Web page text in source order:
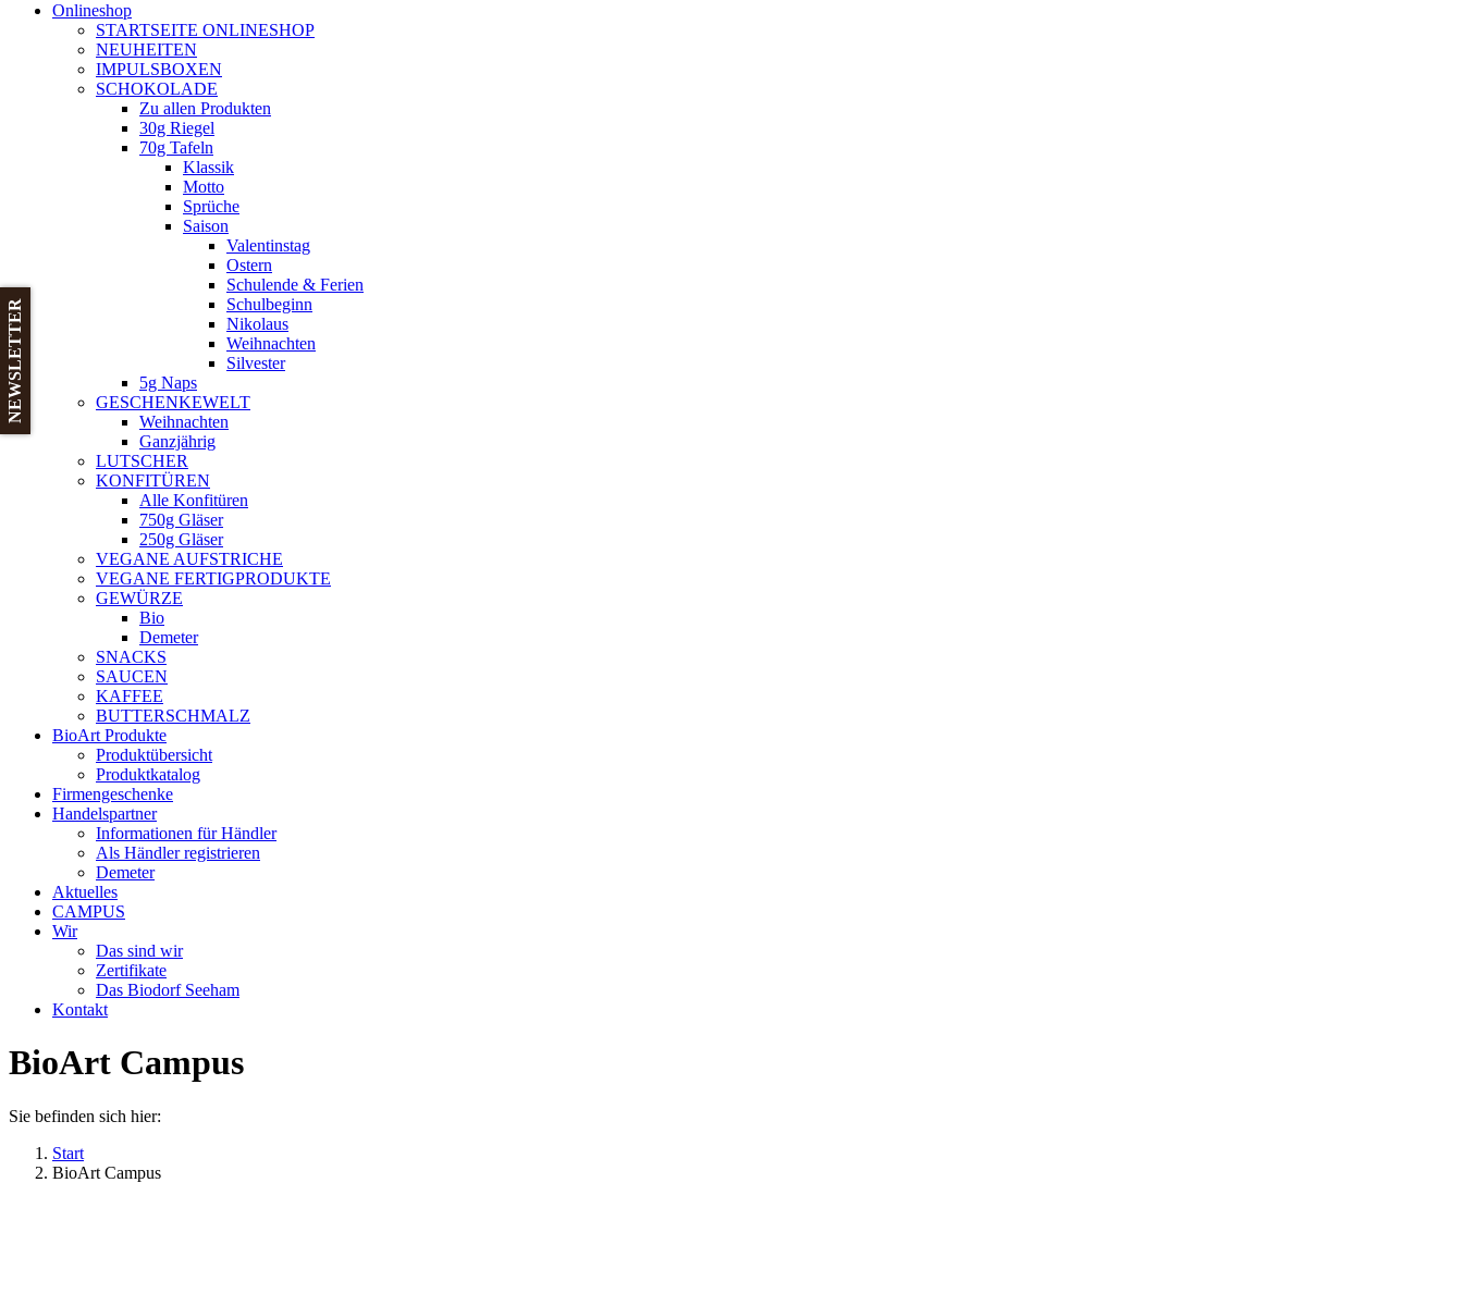
Onlineshop
STARTSEITE ONLINESHOP
NEUHEITEN
IMPULSBOXEN
SCHOKOLADE
Zu allen Produkten
30g Riegel
70g Tafeln
Klassik
Motto
Sprüche
Saison
Valentinstag
Ostern
Schulende & Ferien
Schulbeginn
Nikolaus
Weihnachten
Silvester
5g Naps
GESCHENKEWELT
Weihnachten
Ganzjährig
LUTSCHER
KONFITÜREN
Alle Konfitüren
750g Gläser
250g Gläser
VEGANE AUFSTRICHE
VEGANE FERTIGPRODUKTE
GEWÜRZE
Bio
Demeter
SNACKS
SAUCEN
KAFFEE
BUTTERSCHMALZ
BioArt Produkte
Produktübersicht
Produktkatalog
Firmengeschenke
Handelspartner
Informationen für Händler
Als Händler registrieren
Demeter
Aktuelles
CAMPUS
Wir
Das sind wir
Zertifikate
Das Biodorf Seeham
Kontakt
BioArt Campus
Sie befinden sich hier:
Start
BioArt Campus
NEWSLETTER